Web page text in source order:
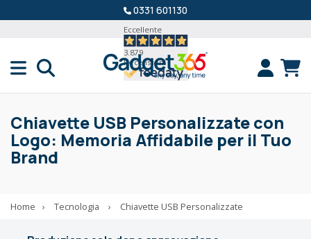
0331 601130
Eccellente
3.879
Recensioni
Chiavette USB Personalizzate con
Logo: Memoria Affidabile per il Tuo
Brand
Home › Tecnologia › Chiavette USB Personalizzate